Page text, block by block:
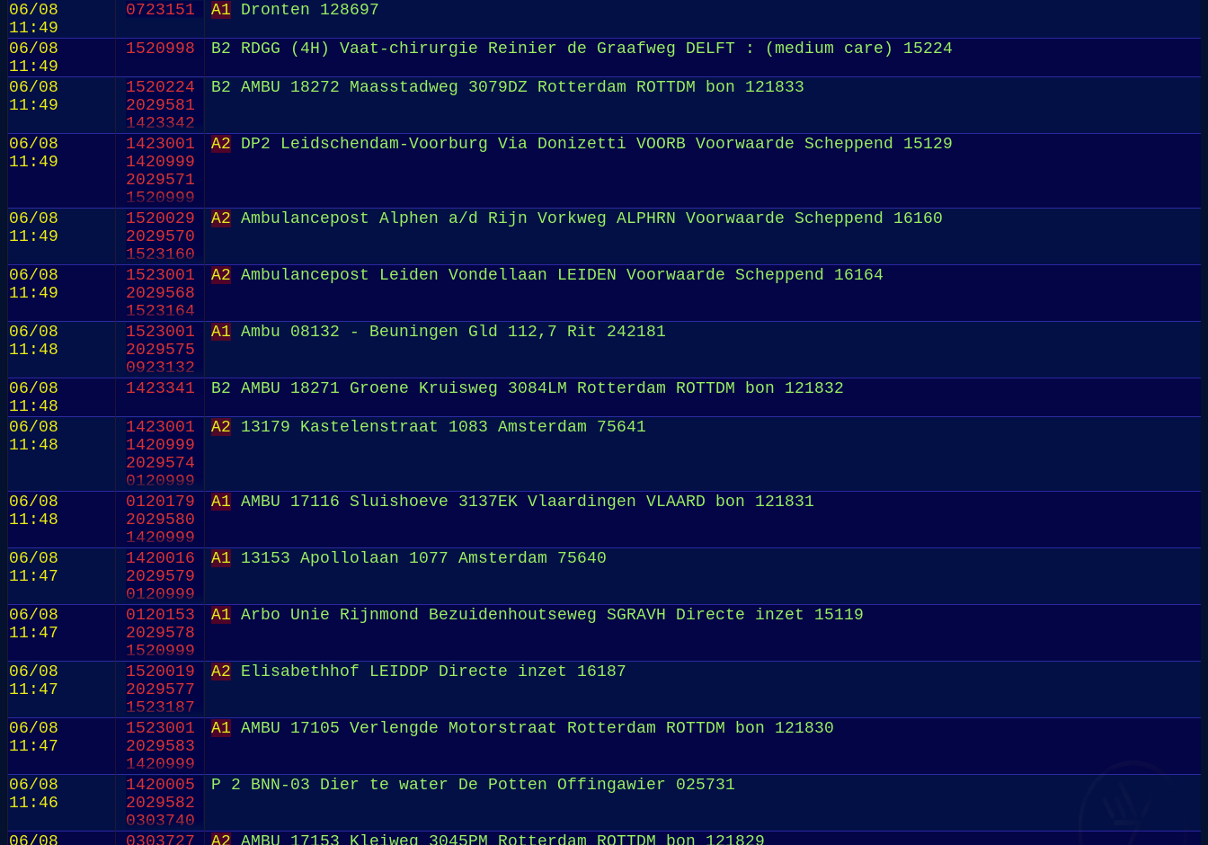
06/08
11:49
0723151 A1 Dronten 128697
06/08
11:49
1520998 B2 RDGG (4H) Vaat-chirurgie Reinier de Graafweg DELFT : (medium care) 15224
06/08
11:49
1520224
2029581
1423342
B2 AMBU 18272 Maasstadweg 3079DZ Rotterdam ROTTDM bon 121833
06/08
11:49
1423001
1420999
2029571
1520999
A2 DP2 Leidschendam-Voorburg Via Donizetti VOORB Voorwaarde Scheppend 15129
06/08
11:49
1520029
2029570
1523160
A2 Ambulancepost Alphen a/d Rijn Vorkweg ALPHRN Voorwaarde Scheppend 16160
06/08
11:49
1523001
2029568
1523164
A2 Ambulancepost Leiden Vondellaan LEIDEN Voorwaarde Scheppend 16164
06/08
11:48
1523001
2029575
0923132
A1 Ambu 08132 - Beuningen Gld 112,7 Rit 242181
06/08
11:48
1423341 B2 AMBU 18271 Groene Kruisweg 3084LM Rotterdam ROTTDM bon 121832
06/08
11:48
1423001
1420999
2029574
0120999
A2 13179 Kastelenstraat 1083 Amsterdam 75641
06/08
11:48
0120179
2029580
1420999
A1 AMBU 17116 Sluishoeve 3137EK Vlaardingen VLAARD bon 121831
06/08
11:47
1420016
2029579
0120999
A1 13153 Apollolaan 1077 Amsterdam 75640
06/08
11:47
0120153
2029578
1520999
A1 Arbo Unie Rijnmond Bezuidenhoutseweg SGRAVH Directe inzet 15119
06/08
11:47
1520019
2029577
1523187
A2 Elisabethhof LEIDDP Directe inzet 16187
06/08
11:47
1523001
2029583
1420999
A1 AMBU 17105 Verlengde Motorstraat Rotterdam ROTTDM bon 121830
06/08
11:46
1420005
2029582
0303740
P 2 BNN-03 Dier te water De Potten Offingawier 025731
06/08 0303727 A2 AMBU 17153 Kleiweg 3045PM Rotterdam ROTTDM bon 121829